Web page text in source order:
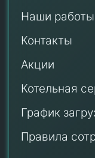
Наши работы
Контакты
Акции
Котельная
График
Правила